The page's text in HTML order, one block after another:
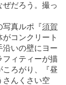
だろう。撮っ
真ルポ『須賀
コンクリート
沿いの壁にヨー
フィティーが描
ころがり、『昼
さんくさい空